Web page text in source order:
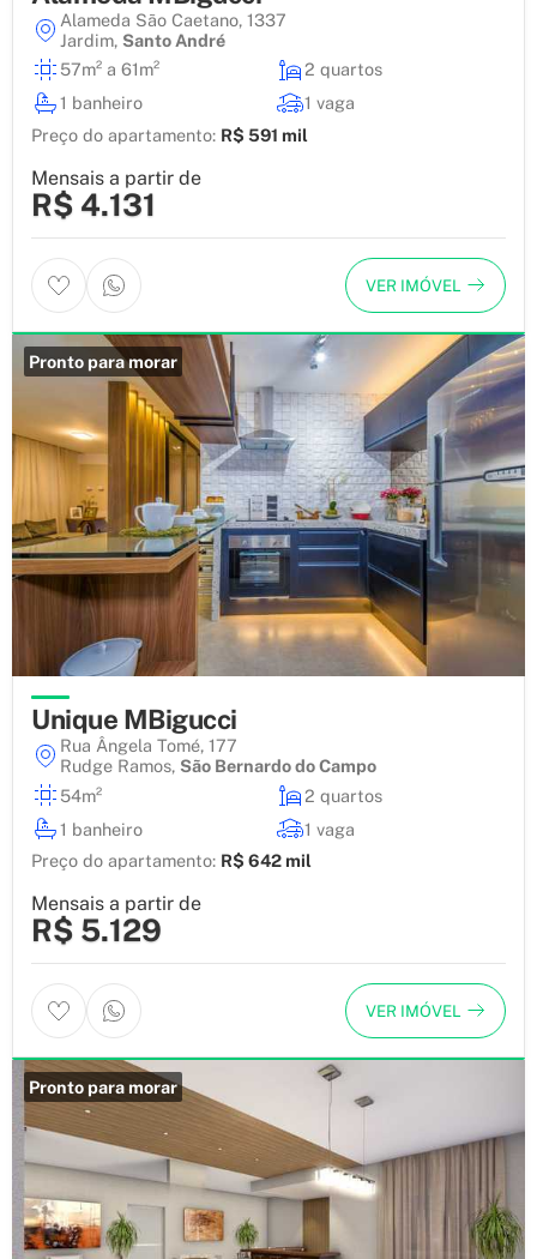
Alameda São Caetano, 1337
Jardim, Santo André
57m² a 61m²
2 quartos
1 banheiro
1 vaga
Preço do apartamento: R$ 591 mil
Mensais a partir de
R$ 4.131
VER IMÓVEL
Pronto para morar
Unique MBigucci
Rua Ângela Tomé, 177
Rudge Ramos, São Bernardo do Campo
54m²
2 quartos
1 banheiro
1 vaga
Preço do apartamento: R$ 642 mil
Mensais a partir de
R$ 5.129
VER IMÓVEL
Pronto para morar